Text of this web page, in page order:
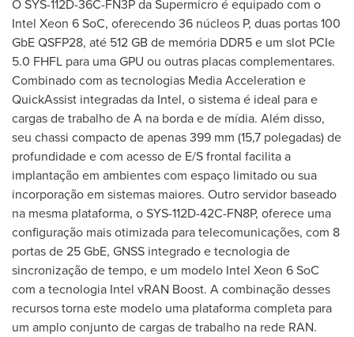
O SYS-112D-36C-FN3P da Supermicro é equipado com o
Intel Xeon 6 SoC, oferecendo 36 núcleos P, duas portas 100
GbE QSFP28, até 512 GB de memória DDR5 e um slot PCIe
5.0 FHFL para uma GPU ou outras placas complementares.
Combinado com as tecnologias Media Acceleration e
QuickAssist integradas da Intel, o sistema é ideal para e
cargas de trabalho de A na borda e de mídia. Além disso,
seu chassi compacto de apenas 399 mm (15,7 polegadas) de
profundidade e com acesso de E/S frontal facilita a
implantação em ambientes com espaço limitado ou sua
incorporação em sistemas maiores. Outro servidor baseado
na mesma plataforma, o SYS-112D-42C-FN8P, oferece uma
configuração mais otimizada para telecomunicações, com 8
portas de 25 GbE, GNSS integrado e tecnologia de
sincronização de tempo, e um modelo Intel Xeon 6 SoC
com a tecnologia Intel vRAN Boost. A combinação desses
recursos torna este modelo uma plataforma completa para
um amplo conjunto de cargas de trabalho na rede RAN.